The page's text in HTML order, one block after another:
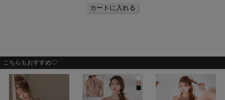
こちらもおすすめ♡